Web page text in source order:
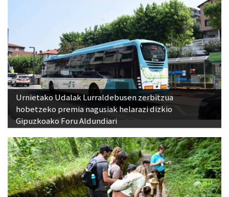
Urnietako Udalak Lurraldebusen zerbitzua
hobetzeko premia nagusiak helarazi dizkio
Gipuzkoako Foru Aldundiari